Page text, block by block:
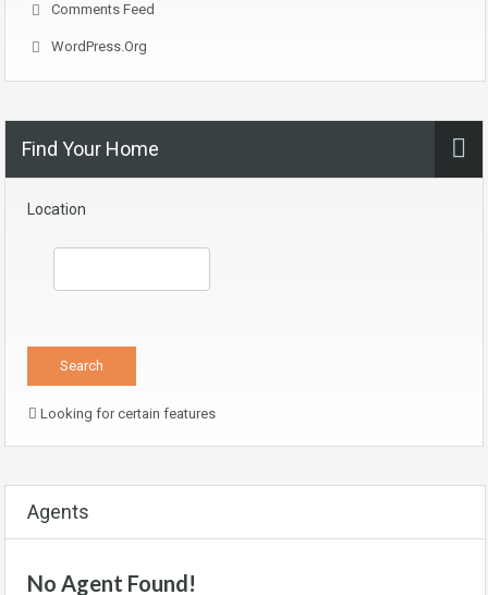
Comments Feed
WordPress.org
Find Your Home
Location
Looking for certain features
Agents
No Agent Found!